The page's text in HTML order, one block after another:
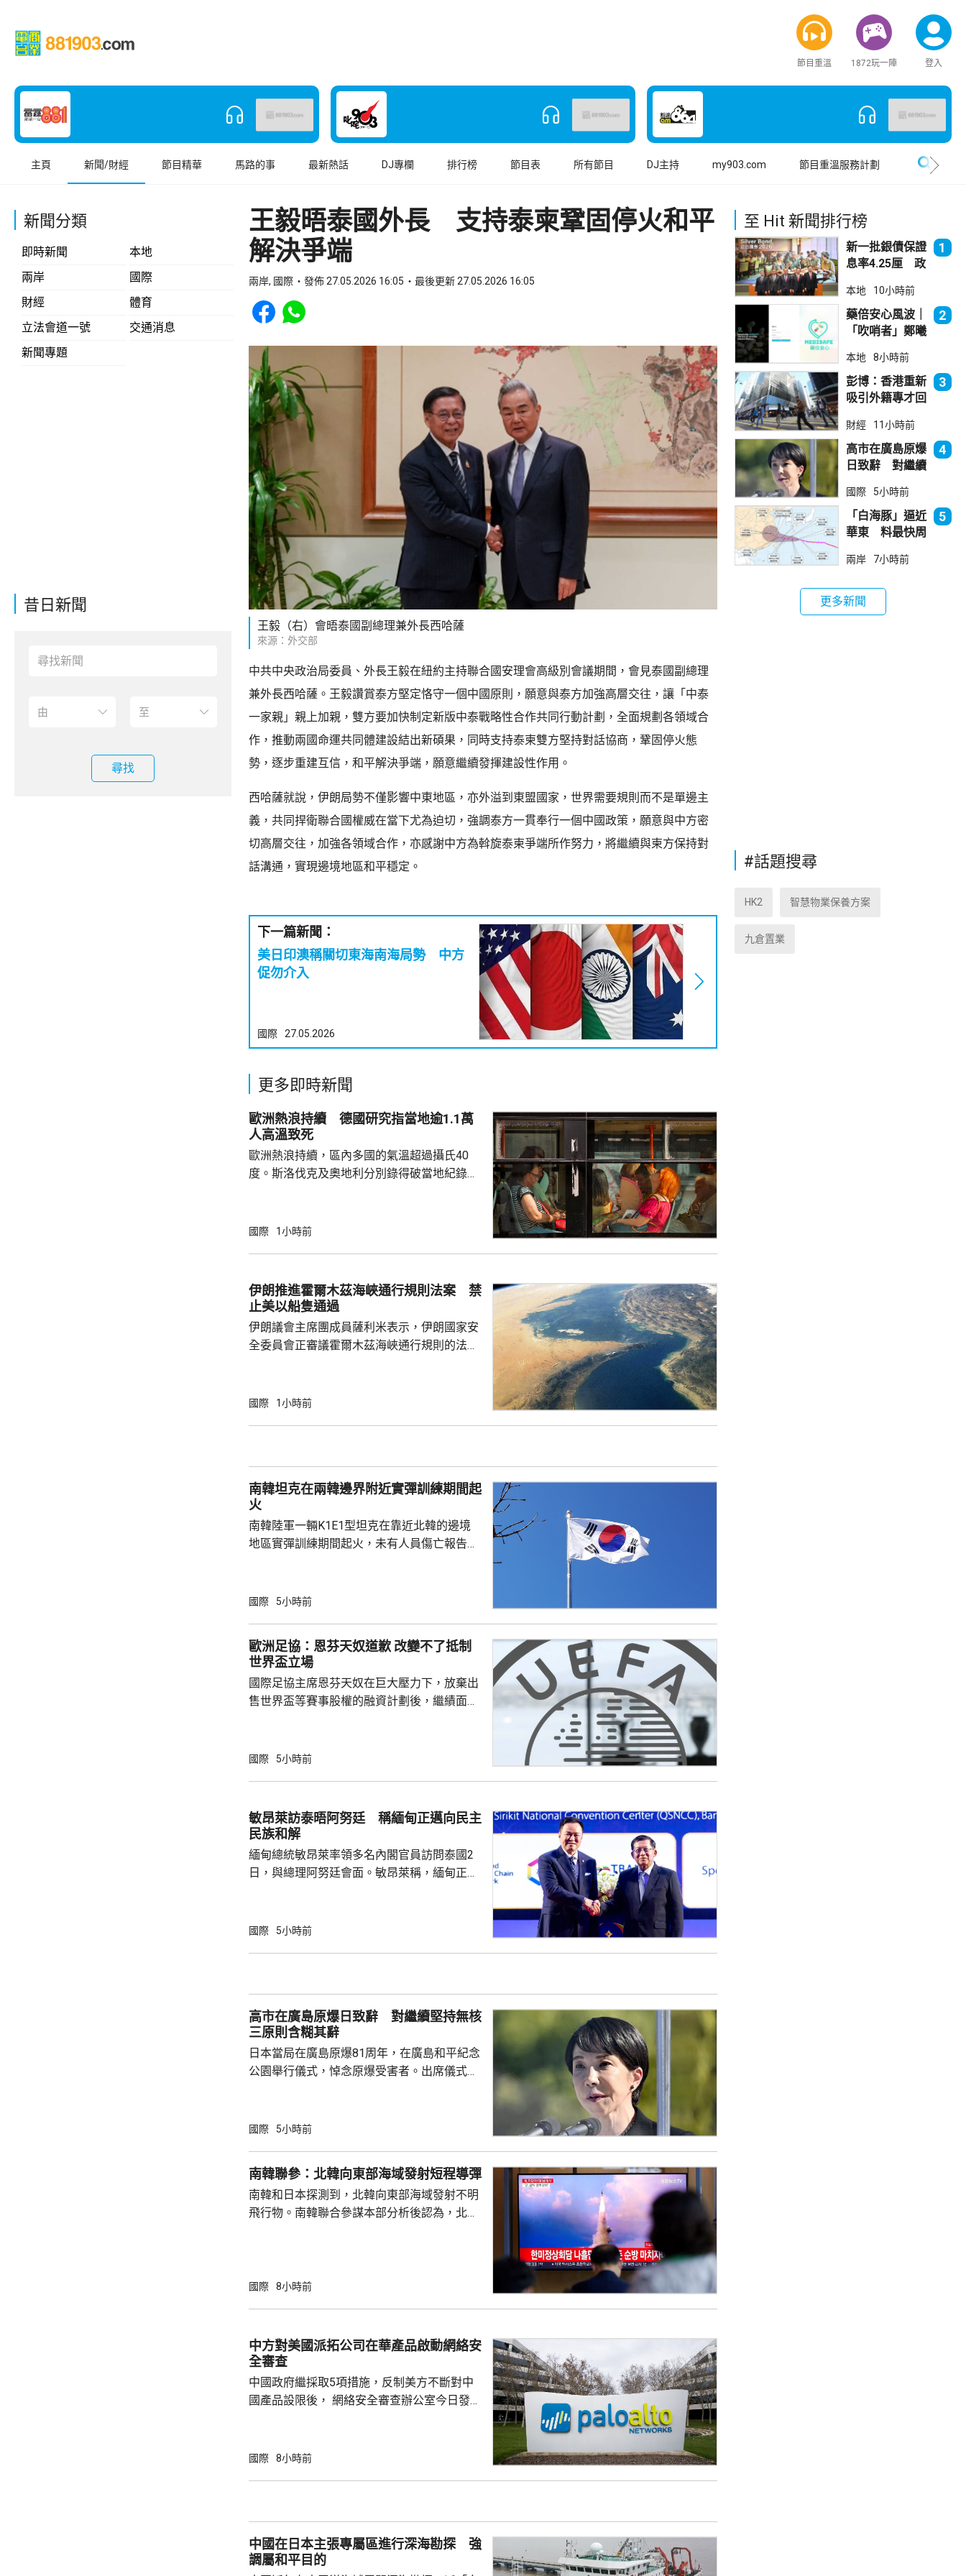
節目重溫 1872玩一陣 登入
主頁 新聞/財經 節目精華 馬路的事 最新熱話 DJ專欄 排行榜 節目表 所有節目 DJ主持 my903.com 節目重溫服務計劃
新聞分類
即時新聞
本地
兩岸
國際
財經
體育
立法會道一號
交通消息
新聞專題
昔日新聞
尋找
王毅晤泰國外長 支持泰柬鞏固停火和平
解決爭端
兩岸, 國際 發佈 27.05.2026 16:05 最後更新 27.05.2026 16:05
Share to Facebook
Share to WhatsApp
王毅（右）會晤泰國副總理兼外長西哈薩
來源：外交部
中共中央政治局委員、外長王毅在紐約主持聯合國安理會高級別會議期間，會見泰國副總理
兼外長西哈薩。王毅讚賞泰方堅定恪守一個中國原則，願意與泰方加強高層交往，讓「中泰
一家親」親上加親，雙方要加快制定新版中泰戰略性合作共同行動計劃，全面規劃各領域合
作，推動兩國命運共同體建設結出新碩果，同時支持泰柬雙方堅持對話協商，鞏固停火態
勢，逐步重建互信，和平解決爭端，願意繼續發揮建設性作用。
西哈薩就說，伊朗局勢不僅影響中東地區，亦外溢到東盟國家，世界需要規則而不是單邊主
義，共同捍衛聯合國權威在當下尤為迫切，強調泰方一貫奉行一個中國政策，願意與中方密
切高層交往，加強各領域合作，亦感謝中方為斡旋泰柬爭端所作努力，將繼續與柬方保持對
話溝通，實現邊境地區和平穩定。
下一篇新聞：
美日印澳稱關切東海南海局勢 中方
促勿介入
國際 27.05.2026
更多即時新聞
歐洲熱浪持續 德國研究指當地逾1.1萬
人高溫致死
歐洲熱浪持續，區內多國的氣溫超過攝氏40
度。斯洛伐克及奧地利分別錄得破當地紀錄的
死，打破2016年以來當地的相關死亡人數紀
陽光直射，盡可能留在室內及多喝水。
國際 1小時前
伊朗推進霍爾木茲海峽通行規則法案 禁
止美以船隻通過
伊朗議會主席團成員薩利米表示，伊朗國家安
全委員會正審議霍爾木茲海峽通行規則的法案
民用貨物不得通過有關區域；參與針對「抵抗
的許可。 根據方案，違反相關規定者，將被處
以最高達貨物價值20%的罰款。伊朗政...
國際 1小時前
南韓坦克在兩韓邊界附近實彈訓練期間起
火
南韓陸軍一輛K1E1型坦克在靠近北韓的邊境
地區實彈訓練期間起火，未有人員傷亡報告。
甲旅，上午完成射擊訓練、前往集結地點途中
人員，要求停車並安全疏散，南韓軍方和消防
部門正調查起火原因。
國際 5小時前
歐洲足協：恩芬天奴道歉 改變不了抵制
世界盃立場
國際足協主席恩芬天奴在巨大壓力下，放棄出
售世界盃等賽事股權的融資計劃後，繼績面臨
歉；國際足協會後發聲明，重申全力支持恩芬
諾會確保類似事件不再發生。 歐洲足協表示，
恩芬天奴作出道歉，改變不了他們抵制世界盃
等國際足協相關賽事的立場，他們對恩芬...
國際 5小時前
敏昂萊訪泰晤阿努廷 稱緬甸正邁向民主
民族和解
緬甸總統敏昂萊率領多名內閣官員訪問泰國2
日，與總理阿努廷會面。敏昂萊稱，緬甸正重
關係，並尋求與東盟建立更良好關係。阿努廷
理，以及太空觀測技術等。 今次是敏昂萊繼訪
問中國、印度和老撾後，近月出訪的第四個...
國際 5小時前
高市在廣島原爆日致辭 對繼續堅持無核
三原則含糊其辭
日本當局在廣島原爆81周年，在廣島和平紀念
公園舉行儀式，悼念原爆受害者。出席儀式的
為實現無核武世界而繼續不懈努力的使命。 不
持無核三原則，但並未明確表示日本將繼續堅
持有關原則。 高市在儀式結束後的記者會亦拒
絕就修訂「安保三文件」時是否堅持...
國際 5小時前
南韓聯參：北韓向東部海域發射短程導彈
南韓和日本探測到，北韓向東部海域發射不明
飛行物。南韓聯合參謀本部分析後認為，北韓
年以來的第10次。美國與南韓今個月將舉行戰
展示軍事威懾。
國際 8小時前
中方對美國派拓公司在華產品啟動網絡安
全審查
中國政府繼採取5項措施，反制美方不斷對中
國產品設限後， 網絡安全審查辦公室今日發公
公告指，為保障關鍵信息基礎設施安全穩定運
美國採取5項反制措施，包括加強無人機相關
兩用物項對出口管...
國際 8小時前
中國在日本主張專屬區進行深海勘探 強
調屬和平目的
至 Hit 新聞排行榜
新一批銀債保證
息率4.25厘 政
吸引力
1
本地 10小時前
藥倍安心風波｜
「吹哨者」鄭曦
進行刑事調查
2
本地 8小時前
彭博：香港重新
吸引外籍專才回
3
財經 11小時前
高市在廣島原爆
日致辭 對繼續
含糊其辭
4
國際 5小時前
「白海豚」逼近
華東 料最快周
5
兩岸 7小時前
更多新聞
#話題搜尋
HK2 智慧物業保養方案
九倉置業